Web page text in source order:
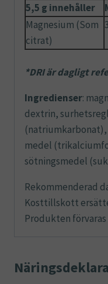
5,5 g innehåller
Magnesium (Som
citrat)
*DRI är dagligt
Ingredienser:
dextrin,
medel
sötningsmedel
Rekommenderad
Kosttillskott
Produkten